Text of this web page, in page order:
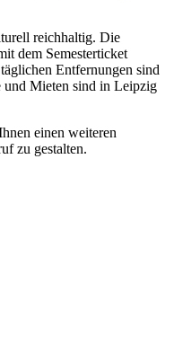
reichhaltig. Die
dem Semesterticket
Entfernungen sind
und Mieten sind in Leipzig
einen weiteren
zu gestalten.